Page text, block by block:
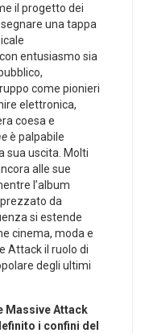
il progetto dei
⁤una tappa
entusiasmo sia
come⁢ pionieri
elettronica,
coesa e
è palpabile
sua⁣ uscita.​ Molti
alle sue
⁤l’album
da
si estende
cinema, moda e
Attack il ruolo di
‍degli ⁣ultimi
‌Massive​ Attack
i confini del